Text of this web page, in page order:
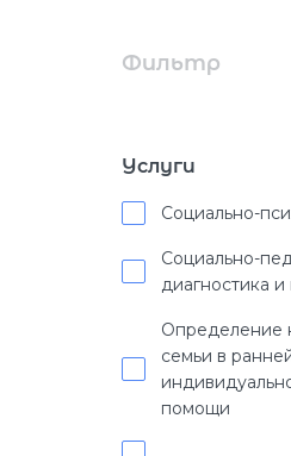
Фильтр
Услуги
Социально-
Социально-
диагностика
Определение
семьи в
помощи